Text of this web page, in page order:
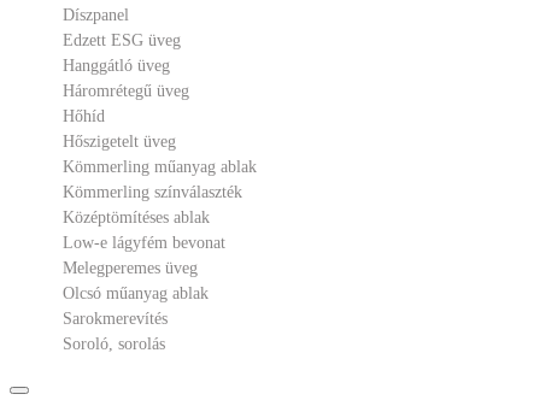
Díszpanel
Edzett ESG üveg
Hanggátló üveg
Háromrétegű üveg
Hőhíd
Hőszigetelt üveg
Kömmerling műanyag ablak
Kömmerling színválaszték
Középtömítéses ablak
Low-e lágyfém bevonat
Melegperemes üveg
Olcsó műanyag ablak
Sarokmerevítés
Soroló, sorolás